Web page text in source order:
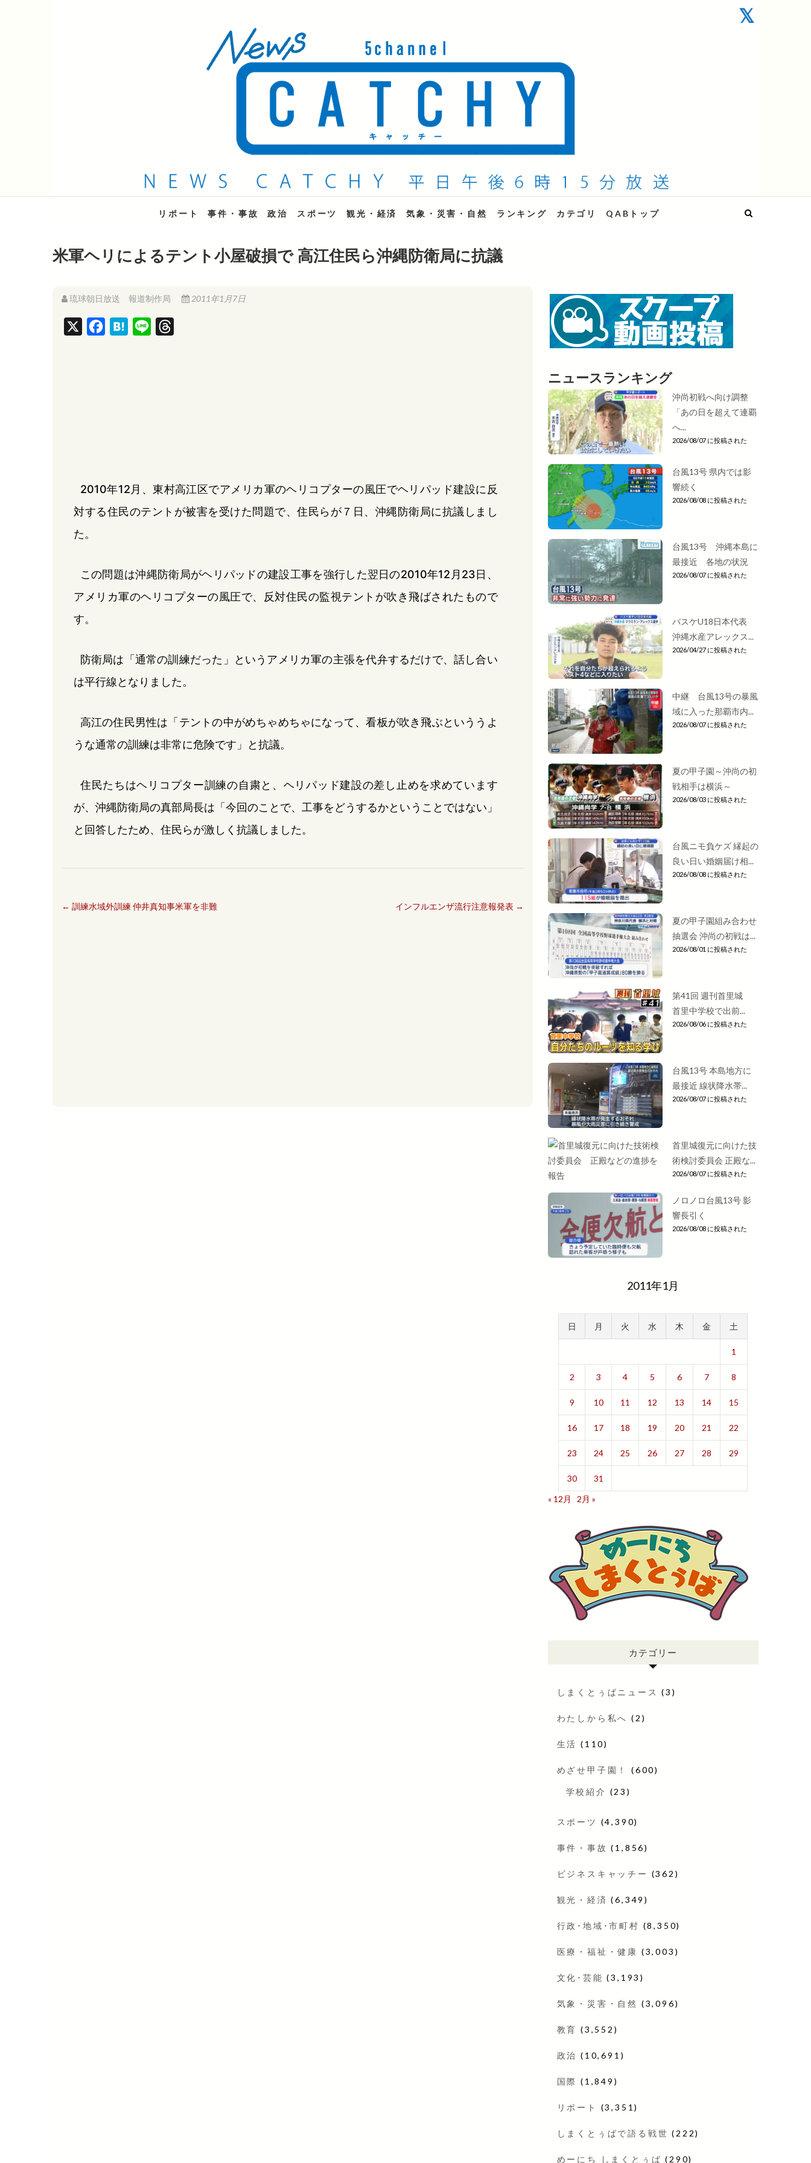
QAB NEWS Headline
キャッチー 月曜〜金曜 午後6時15分放送
リポート 事件・事故 政治 スポーツ 観光・経済 気象・災害・自然 ランキング カテゴリ QABトップ
米軍ヘリによるテント小屋破損で 高江住民ら沖縄防衛局に抗議
琉球朝日放送 報道制作局 2011年1月7日
H
2010年12月、東村高江区でアメリカ軍のヘリコプターの風圧でヘリパッド建設に反
対する住民のテントが被害を受けた問題で、住民らが７日、沖縄防衛局に抗議しまし
た。
この問題は沖縄防衛局がヘリパッドの建設工事を強行した翌日の2010年12月23日、
アメリカ軍のヘリコプターの風圧で、反対住民の監視テントが吹き飛ばされたもので
す。
防衛局は「通常の訓練だった」というアメリカ軍の主張を代弁するだけで、話し合い
は平行線となりました。
高江の住民男性は「テントの中がめちゃめちゃになって、看板が吹き飛ぶといううよ
うな通常の訓練は非常に危険です」と抗議。
住民たちはヘリコプター訓練の自粛と、ヘリパッド建設の差し止めを求めています
が、沖縄防衛局の真部局長は「今回のことで、工事をどうするかということではない」
と回答したため、住民らが激しく抗議しました。
← 訓練水域外訓練 仲井真知事米軍を非難 インフルエンザ流行注意報発表 →
ニュースランキング
沖尚初戦へ向け調整
「あの日を超えて連覇
へ...
2026/08/07 に投稿された
台風13号 県内では影
響続く
2026/08/08 に投稿された
台風13号 沖縄本島に
最接近 各地の状況
2026/08/07 に投稿された
バスケU18日本代表
沖縄水産アレックス...
2026/04/27 に投稿された
中継 台風13号の暴風
域に入った那覇市内...
2026/08/07 に投稿された
夏の甲子園～沖尚の初
戦相手は横浜～
2026/08/03 に投稿された
台風ニモ負ケズ 縁起の
良い日い婚姻届け相...
2026/08/08 に投稿された
夏の甲子園組み合わせ
抽選会 沖尚の初戦は...
2026/08/01 に投稿された
第41回 週刊首里城
首里中学校で出前...
2026/08/06 に投稿された
台風13号 本島地方に
最接近 線状降水帯...
2026/08/07 に投稿された
首里城復元に向けた技
術検討委員会 正殿な...
2026/08/07 に投稿された
ノロノロ台風13号 影
響長引く
2026/08/08 に投稿された
2011年1月
日 月 火 水 木 金 土
1
2 3 4 5 6 7 8
9 10 11 12 13 14 15
16 17 18 19 20 21 22
23 24 25 26 27 28 29
30
31
« 12月
2月 »
カテゴリー
しまくとぅばニュース (3)
わたしから私へ (2)
生活 (110)
めざせ甲子園！ (600)
学校紹介 (23)
スポーツ (4,390)
事件・事故 (1,856)
ビジネスキャッチー (362)
観光・経済 (6,349)
行政･地域･市町村 (8,350)
医療・福祉・健康 (3,003)
文化･芸能 (3,193)
気象・災害・自然 (3,096)
教育 (3,552)
政治 (10,691)
国際 (1,849)
リポート (3,351)
しまくとぅばで語る戦世 (222)
めーにち しまくとぅば (290)